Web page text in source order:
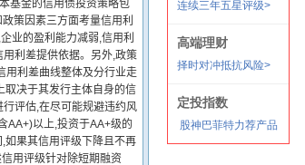
基金的信用债投资策略包
策因素三方面考量信用利
业的盈利能力减弱,信用利
利差提供依据。另外,政策
用利差曲线整体及分行业走
取决于其发行主体自身的信
评估,在尽可能规避违约风
AA+)以上,投资于AA+级的
果其信用评级下降且不再
用评级针对除短期融资